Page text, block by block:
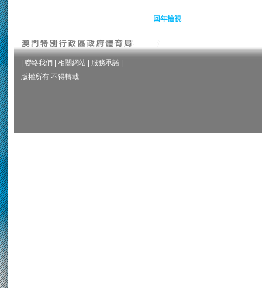
回年檢視
聯絡我們 相關網站 服務承諾
版權所有 不得轉載